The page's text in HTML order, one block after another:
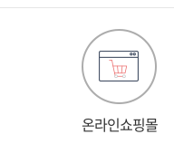
온라인쇼핑몰